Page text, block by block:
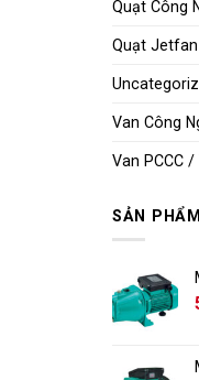
Quạt Công
Quạt Jetfan
Van Công
Van PCCC /
SẢN